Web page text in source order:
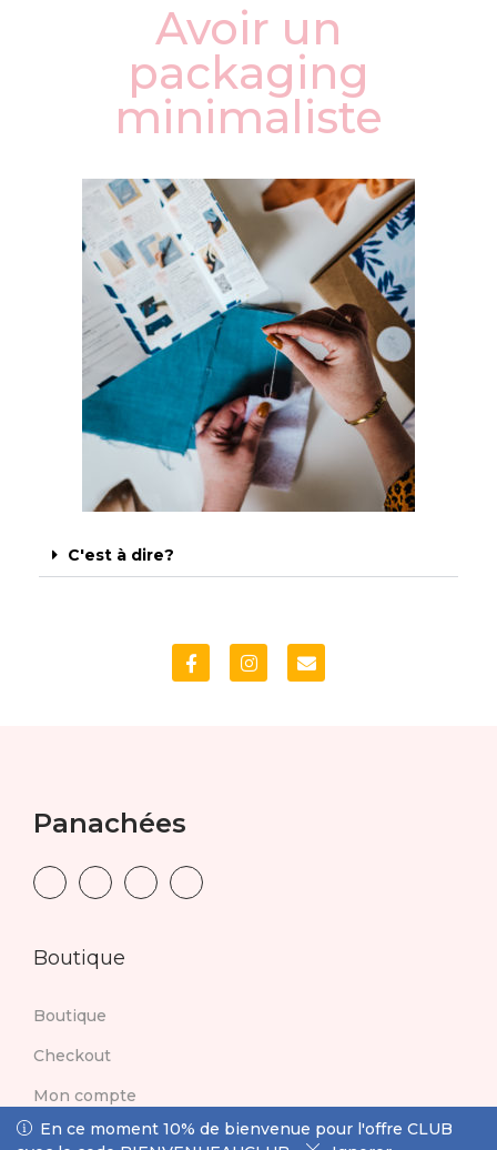
En ce moment 10% de bienvenue pour l'offre CLUB avec
Avoir un
packaging
minimaliste
C'est à dire?
Panachées
Boutique
Boutique
Checkout
Mon compte
Panier
En ce moment 10% de bienvenue pour l'offre CLUB